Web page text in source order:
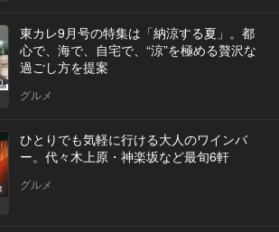
東カレ9月号の特集は「納涼する夏」。都
心で、海で、自宅で、“涼”を極める贅沢な
過ごし方を提案
グルメ
ひとりでも気軽に行ける大人のワインバ
ー。代々木上原・神楽坂など最旬6軒
グルメ